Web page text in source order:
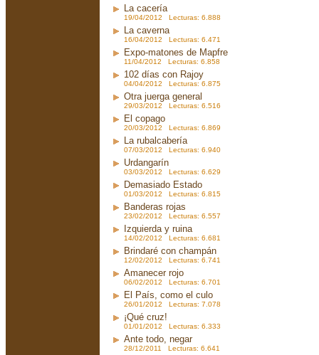
La cacería
19/04/2012 Lecturas: 6.888
La caverna
16/04/2012 Lecturas: 6.471
Expo-matones de Mapfre
11/04/2012 Lecturas: 6.858
102 días con Rajoy
04/04/2012 Lecturas: 6.875
Otra juerga general
29/03/2012 Lecturas: 6.516
El copago
20/03/2012 Lecturas: 6.869
La rubalcabería
07/03/2012 Lecturas: 6.940
Urdangarín
03/03/2012 Lecturas: 6.629
Demasiado Estado
01/03/2012 Lecturas: 6.815
Banderas rojas
23/02/2012 Lecturas: 6.557
Izquierda y ruina
14/02/2012 Lecturas: 6.681
Brindaré con champán
12/02/2012 Lecturas: 6.741
Amanecer rojo
06/02/2012 Lecturas: 6.701
El País, como el culo
26/01/2012 Lecturas: 7.078
¡Qué cruz!
01/01/2012 Lecturas: 6.333
Ante todo, negar
28/12/2011 Lecturas: 6.641